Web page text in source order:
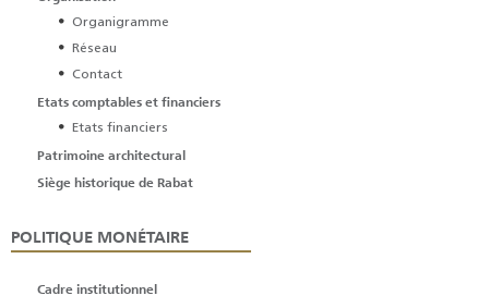
Organigramme
Réseau
Contact
Etats comptables et financiers
Etats financiers
Patrimoine architectural
Siège historique de Rabat
POLITIQUE MONÉTAIRE
Cadre institutionnel